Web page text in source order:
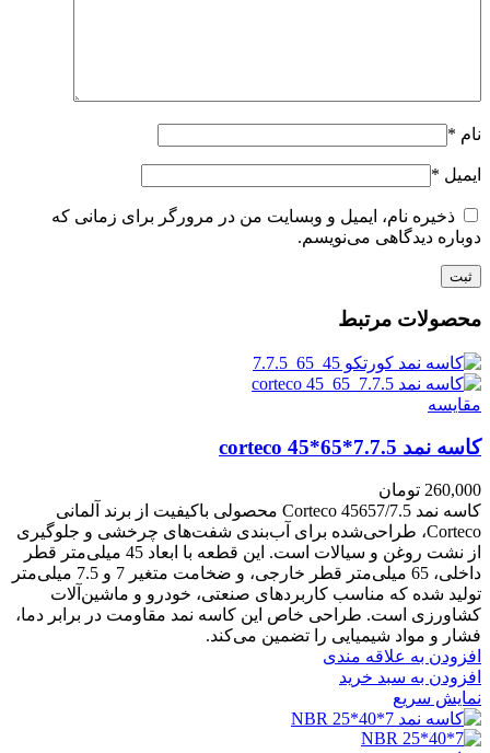
نام *
ایمیل *
ذخیره نام، ایمیل و وبسایت من در مرورگر برای زمانی که
دوباره دیدگاهی می‌نویسم.
محصولات مرتبط
مقايسه
کاسه نمد corteco 45*65*7.7.5
260,000 تومان
کاسه نمد Corteco 45657/7.5 محصولی باکیفیت از برند آلمانی
Corteco، طراحی‌شده برای آب‌بندی شفت‌های چرخشی و جلوگیری
از نشت روغن و سیالات است. این قطعه با ابعاد 45 میلی‌متر قطر
داخلی، 65 میلی‌متر قطر خارجی، و ضخامت متغیر 7 و 7.5 میلی‌متر
تولید شده که مناسب کاربردهای صنعتی، خودرو و ماشین‌آلات
کشاورزی است. طراحی خاص این کاسه نمد مقاومت در برابر دما،
فشار و مواد شیمیایی را تضمین می‌کند.
افزودن به علاقه مندی
افزودن به سبد خرید
نمایش سریع